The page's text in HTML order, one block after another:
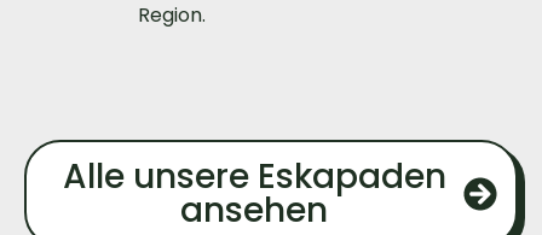
Region.
Alle unsere Eskapaden
ansehen